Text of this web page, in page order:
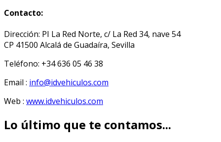
Contacto:
Dirección: PI La Red Norte, c/ La Red 34, nave 54
CP 41500 Alcalá de Guadaíra, Sevilla
Teléfono: +34 636 05 46 38
Email : info@idvehiculos.com
Web : www.idvehiculos.com
Lo último que te contamos...